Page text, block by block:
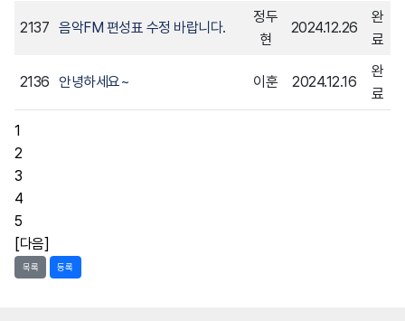
7. 시행일 : 2025년 7월 15일
2137 음악FM 편성표 수정 바랍니다.
정두
현
2024.12.26
완
료
2136 안녕하세요~ 이훈 2024.12.16
완
료
1
2
3
4
5
[다음]
목록 등록